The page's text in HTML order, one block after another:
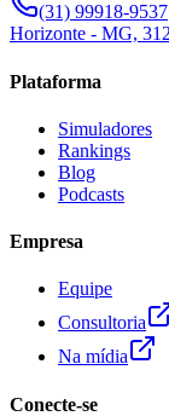
(31) 99918-9537
Horizonte - MG,
Plataforma
Simuladores
Rankings
Blog
Podcasts
Empresa
Equipe
Consultoria
Na mídia
Conecte-se